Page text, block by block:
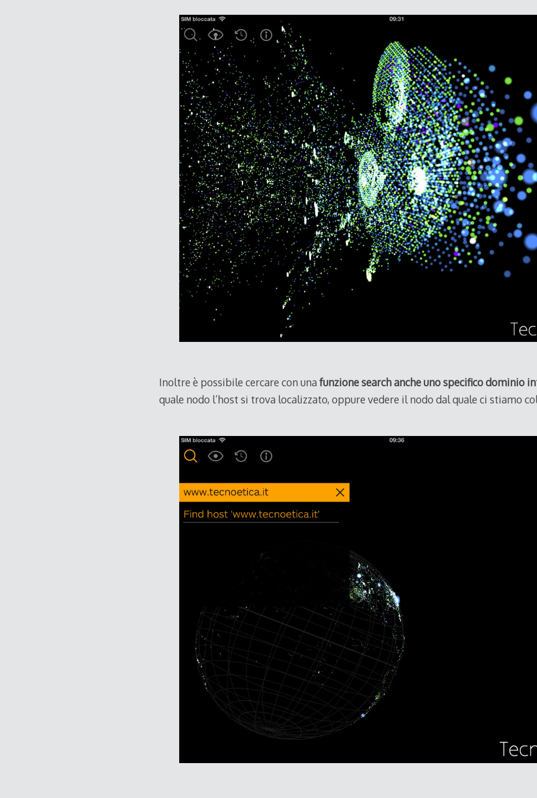
Inoltre è possibile cercare con unafunzione search anche uno specifico dominio
quale nodo l’host si trova localizzato, oppure vedere il nodo dal quale ci stiamo